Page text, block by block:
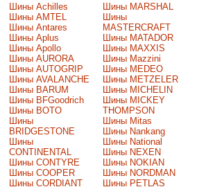
Шины Achilles
Шины AMTEL
Шины Antares
Шины Aplus
Шины Apollo
Шины AURORA
Шины AUTOGRIP
Шины AVALANCHE
Шины BARUM
Шины BFGoodrich
Шины BOTO
Шины
BRIDGESTONE
Шины
CONTINENTAL
Шины CONTYRE
Шины COOPER
Шины CORDIANT
Шины MARSHAL
Шины
MASTERCRAFT
Шины MATADOR
Шины MAXXIS
Шины Mazzini
Шины MEDEO
Шины METZELER
Шины MICHELIN
Шины MICKEY
THOMPSON
Шины Mitas
Шины Nankang
Шины National
Шины NEXEN
Шины NOKIAN
Шины NORDMAN
Шины PETLAS